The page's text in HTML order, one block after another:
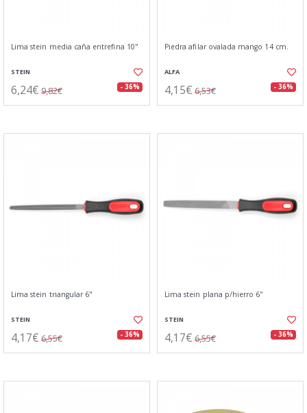
Lima stein media caña entrefina 10"
STEIN
6,24€ 9,82€ - 36%
Piedra afilar ovalada mango 14 cm.
ALFA
4,15€ 6,53€ - 36%
Lima stein triangular 6"
STEIN
4,17€ 6,55€ - 36%
Lima stein plana p/hierro 6"
STEIN
4,17€ 6,55€ - 36%